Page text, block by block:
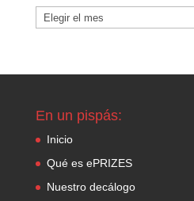
Archivo
del
En un pispás:
Inicio
Qué es ePRIZES
Nuestro decálogo